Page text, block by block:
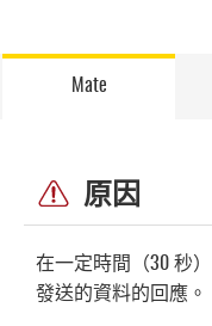
Mate
原因
在一定時間（30 秒
發送的資料的回應。